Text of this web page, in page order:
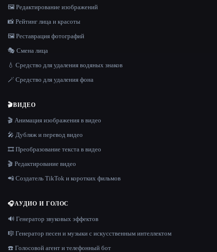
🖼️ Редактирование изображений
📸 Рейтинг лица и красоты
🖼️ Реставрация фотографий
🎭 Смена лица
💧 Средство для удаления водяных знаков
🪄 Средство для удаления фона
🎬ВИДЕО
🎬 Анимация изображения в видео
🎤 Дубляж и перевод видео
🎞️ Преобразование текста в видео
🎬 Редактирование видео
📲 Создатель TikTok и коротких фильмов
🎧АУДИО И ГОЛОС
🔊 Генератор звуковых эффектов
🎼 Генератор песен и музыки с искусственным интеллектом
☎️ Голосовой агент и телефонный бот